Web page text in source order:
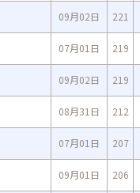
09月02日 221
07月01日 219
09月02日 219
08月31日 212
07月01日 207
09月01日 206